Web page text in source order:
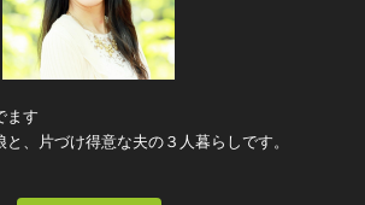
ます
、片づけ得意な夫の３人暮らしです。